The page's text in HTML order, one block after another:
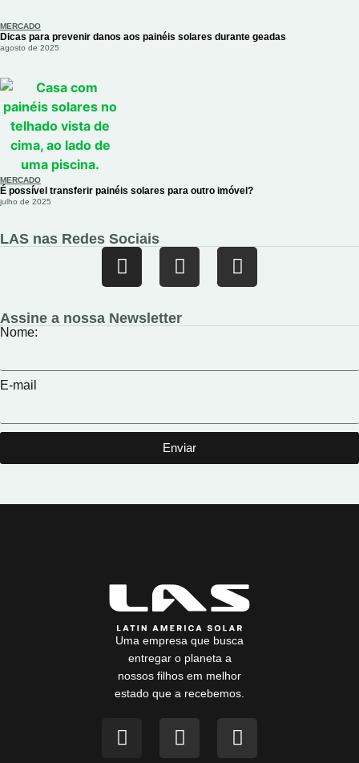
MERCADO
Dicas para prevenir danos aos painéis solares durante geadas
agosto de 2025
MERCADO
É possível transferir painéis solares para outro imóvel?
julho de 2025
LAS nas Redes Sociais
Assine a nossa Newsletter
Nome:
E-mail
Enviar
Uma empresa que busca
entregar o planeta a
nossos filhos em melhor
estado que a recebemos.